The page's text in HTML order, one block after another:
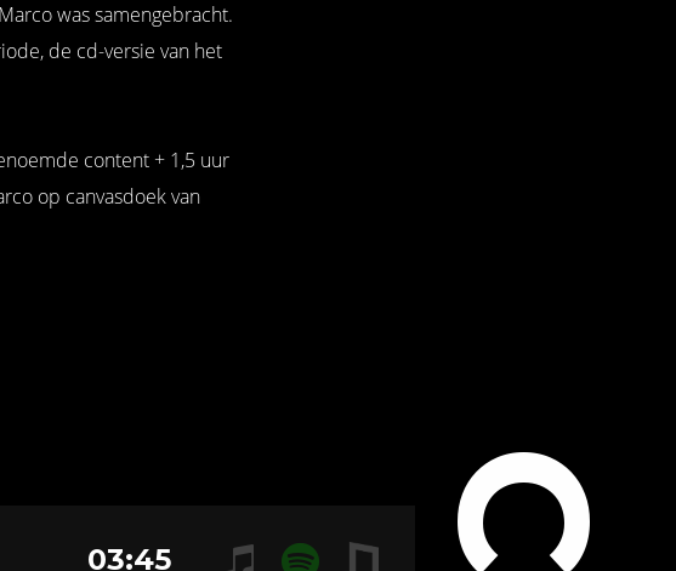
was samengebracht.
de cd-versie van het
content + 1,5 uur
op canvasdoek van
03:45